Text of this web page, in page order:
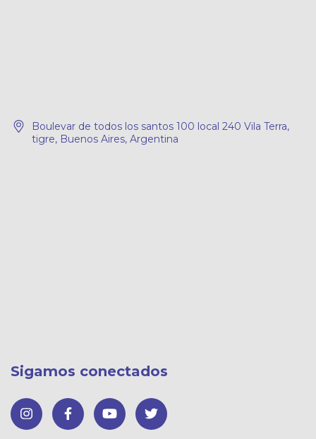
Boulevar de todos los santos 100 local 240 Vila Terra,
tigre, Buenos Aires, Argentina
Sigamos conectados